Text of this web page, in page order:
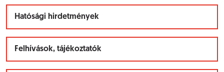
Hatósági hirdetmények
Felhívások, tájékoztatók